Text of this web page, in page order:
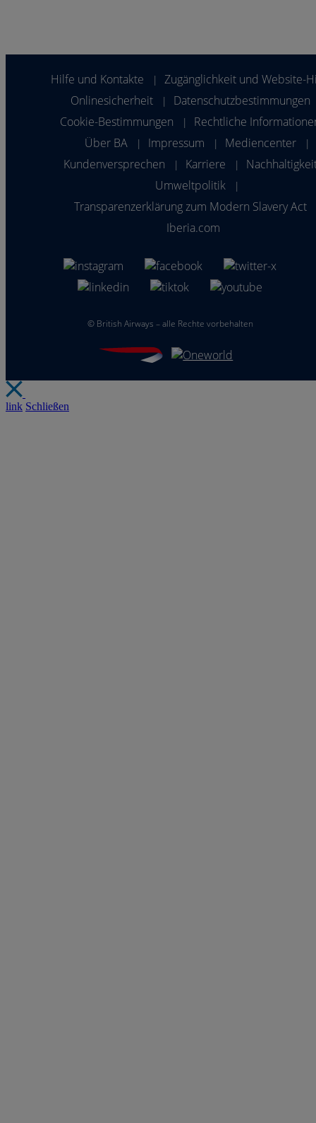
Hilfe und Kontakte |
Zugänglichkeit und Website-
Onlinesicherheit
|
Datenschutzbestimmungen
Cookie-Bestimmungen
|
Rechtliche
Über BA
| Impressum | Mediencenter |
Kundenversprechen | Karriere |
Umweltpolitik
|
Transparenzerklärung zum Modern Slavery Act
Iberia.com
© British Airways – alle Rechte vorbehalten
link Schließen